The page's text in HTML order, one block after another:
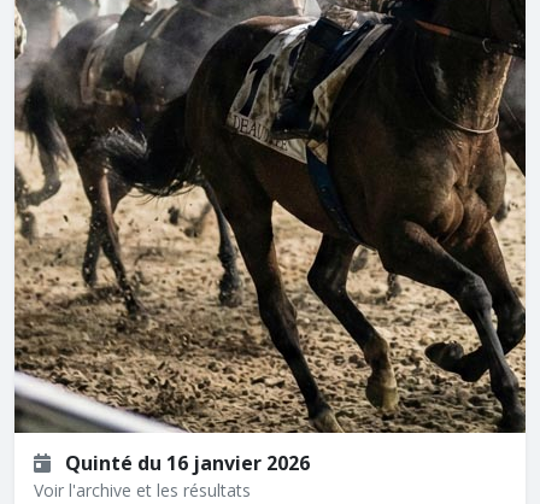
Quinté du 16 janvier 2026
Voir l'archive et les résultats